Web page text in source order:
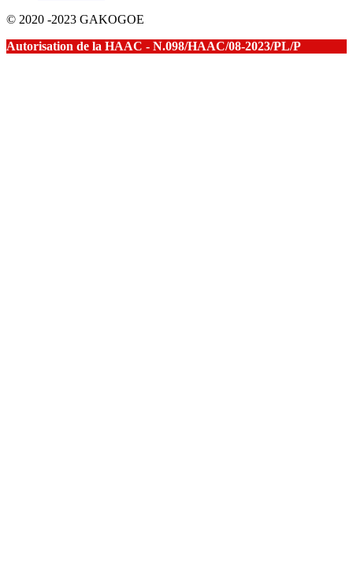
© 2020 -2023 GAKOGOE
Autorisation de la HAAC - N.098/HAAC/08-2023/PL/P